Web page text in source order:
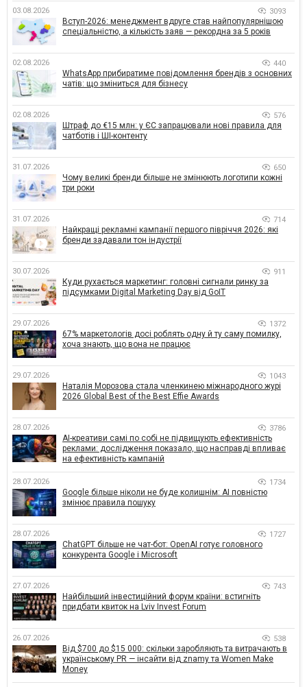
03.08.2026 3093
Вступ-2026: менеджмент вдруге став найпопулярнішою
спеціальністю, а кількість заяв — рекордна за 5 років
02.08.2026 440
WhatsApp прибиратиме повідомлення брендів з основних
чатів: що зміниться для бізнесу
02.08.2026 576
Штраф до €15 млн: у ЄС запрацювали нові правила для
чатботів і ШІ-контенту
31.07.2026 650
Чому великі бренди більше не змінюють логотипи кожні
три роки
31.07.2026 714
Найкращі рекламні кампанії першого півріччя 2026: які
бренди задавали тон індустрії
30.07.2026 911
Куди рухається маркетинг: головні сигнали ринку за
підсумками Digital Marketing Day від GoIT
29.07.2026 1372
67% маркетологів досі роблять одну й ту саму помилку,
хоча знають, що вона не працює
29.07.2026 1043
Наталія Морозова стала членкинею міжнародного журі
2026 Global Best of the Best Effie Awards
28.07.2026 3786
AI-креативи самі по собі не підвищують ефективність
реклами: дослідження показало, що насправді впливає
на ефективність кампаній
28.07.2026 1734
Google більше ніколи не буде колишнім: AI повністю
змінює правила пошуку
28.07.2026 1727
ChatGPT більше не чат-бот: OpenAI готує головного
конкурента Google і Microsoft
27.07.2026 743
Найбільший інвестиційний форум країни: встигніть
придбати квиток на Lviv Invest Forum
26.07.2026 538
Від $700 до $15 000: скільки заробляють та витрачають в
українському PR — інсайти від znamy та Women Make
Money